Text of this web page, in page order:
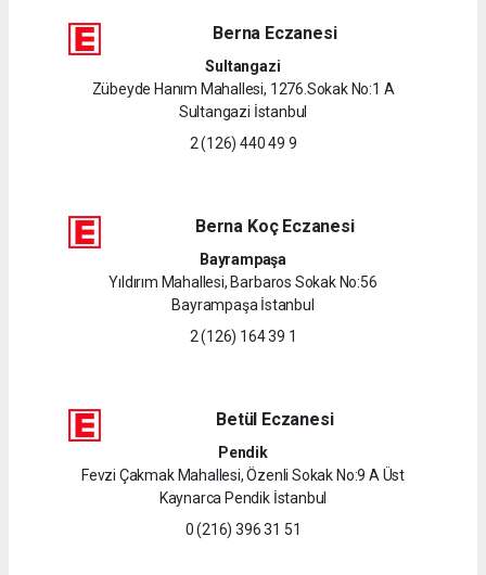
Berna Eczanesi
Sultangazi
Zübeyde Hanım Mahallesi, 1276.Sokak No:1 A
Sultangazi İstanbul
2 (126) 440 49 9
Berna Koç Eczanesi
Bayrampaşa
Yıldırım Mahallesi, Barbaros Sokak No:56
Bayrampaşa İstanbul
2 (126) 164 39 1
Betül Eczanesi
Pendik
Fevzi Çakmak Mahallesi, Özenli Sokak No:9 A Üst
Kaynarca Pendik İstanbul
0 (216) 396 31 51